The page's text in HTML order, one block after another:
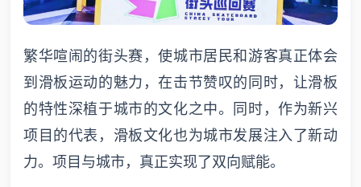
繁华喧闹的街头赛，使城市居民和游客真正体会
到滑板运动的魅力，在击节赞叹的同时，让滑板
的特性深植于城市的文化之中。同时，作为新兴
项目的代表，滑板文化也为城市发展注入了新动
力。项目与城市，真正实现了双向赋能。